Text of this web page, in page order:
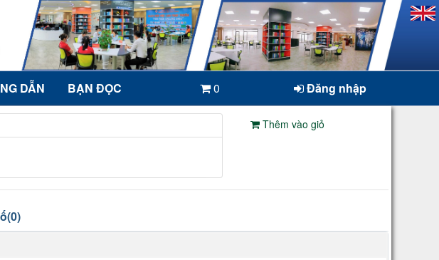
DẪN BẠN ĐỌC 0 Đăng nhập
Thêm vào giỏ